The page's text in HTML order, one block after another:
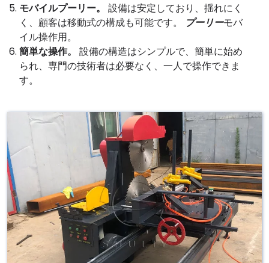
モバイルプーリー。
設備は安定しており、揺れにく
く、顧客は移動式の構成も可能です。
プーリーモバ
イル操作用。
簡単な操作。
設備の構造はシンプルで、簡単に始め
られ、専門の技術者は必要なく、一人で操作できま
す。